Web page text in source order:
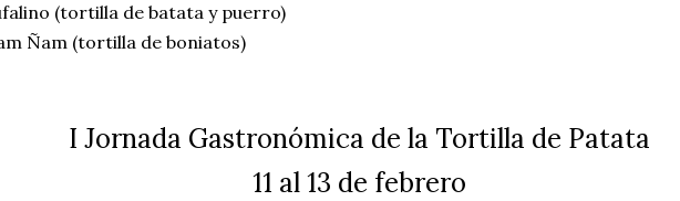
(tortilla de batata y puerro)
Ñam (tortilla de boniatos)
I Jornada Gastronómica de la Tortilla de Patata
11 al 13 de febrero